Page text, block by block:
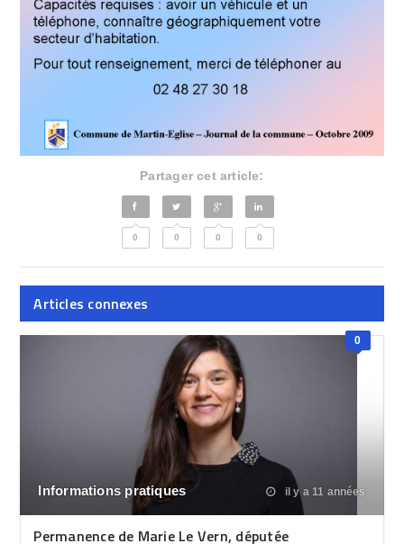
Partager cet article:
0 0 0 0
Articles connexes
0
Informations pratiques il y a 11 années
Permanence de Marie Le Vern, députée